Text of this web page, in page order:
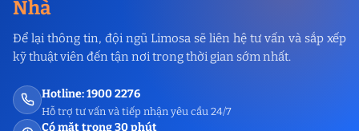
Nhà
Để lại thông tin, đội ngũ Limosa sẽ liên hệ tư vấn và sắp xếp
kỹ thuật viên đến tận nơi trong thời gian sớm nhất.
Hotline: 1900 2276
Hỗ trợ tư vấn và tiếp nhận yêu cầu 24/7
Có mặt trong 30 phút